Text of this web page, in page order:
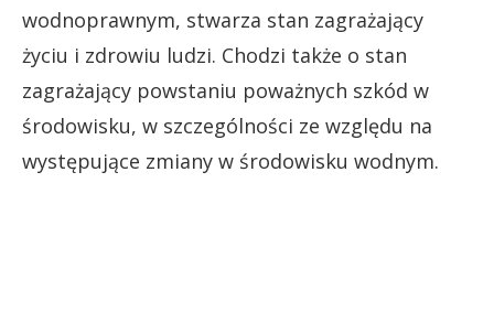
wodnoprawnym, stwarza stan zagrażający
życiu i zdrowiu ludzi. Chodzi także o stan
zagrażający powstaniu poważnych szkód w
środowisku, w szczególności ze względu na
występujące zmiany w środowisku wodnym.